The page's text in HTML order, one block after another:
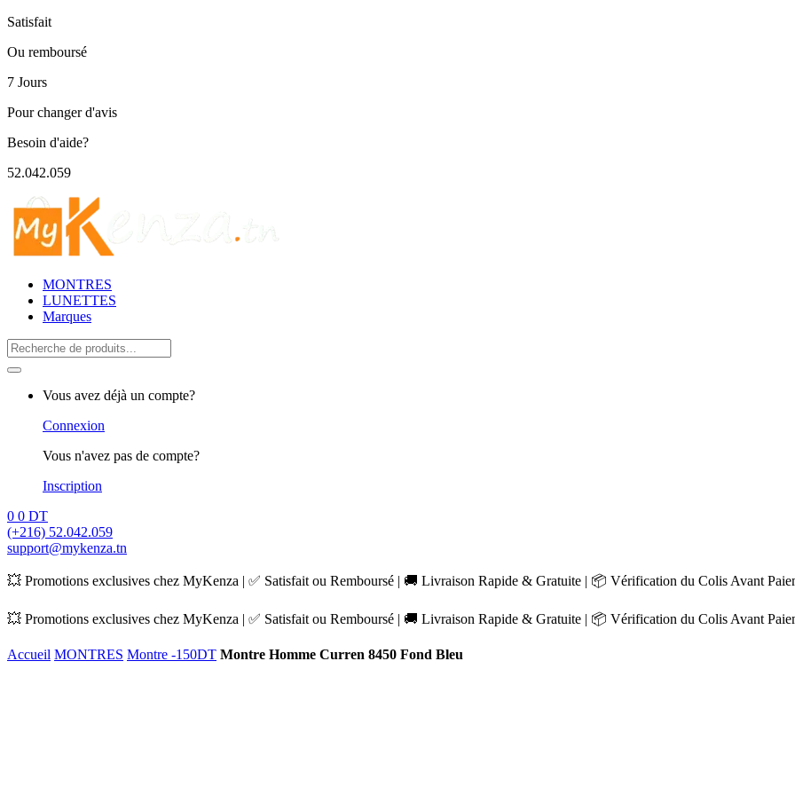
Satisfait
Ou remboursé
7 Jours
Pour changer d'avis
Besoin d'aide?
52.042.059
MONTRES
LUNETTES
Marques
Search
for:
Vous avez déjà un compte?
Connexion
Vous n'avez pas de compte?
Inscription
0 0 DT
(+216) 52.042.059
support@mykenza.tn
💥 Promotions exclusives chez MyKenza | ✅ Satisfait ou Remboursé | 🚚 Livraison Rapide & Gratuite | 📦 Vérification du Colis Avant
💥 Promotions exclusives chez MyKenza | ✅ Satisfait ou Remboursé | 🚚 Livraison Rapide & Gratuite | 📦 Vérification du Colis Avant
Accueil MONTRES Montre -150DT Montre Homme Curren 8450 Fond Bleu